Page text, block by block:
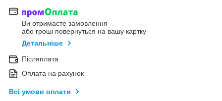
Ви отримаєте замовлення
або гроші повернуться на вашу картку
Детальніше
Післяплата
Оплата на рахунок
Всі умови оплати